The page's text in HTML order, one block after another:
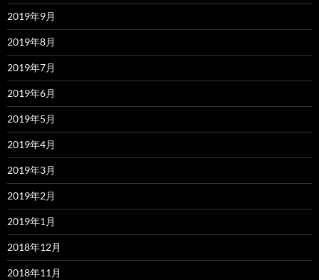
2019年9月
2019年8月
2019年7月
2019年6月
2019年5月
2019年4月
2019年3月
2019年2月
2019年1月
2018年12月
2018年11月